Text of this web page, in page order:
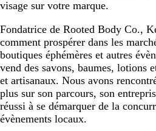
visage sur votre marque.
Fondatrice de Rooted Body Co.,
comment prospérer dans les
boutiques éphémères et autres
vend des savons, baumes, lotions
et artisanaux. Nous avons
plus sur son parcours, son
réussi à se démarquer de la
évènements locaux.